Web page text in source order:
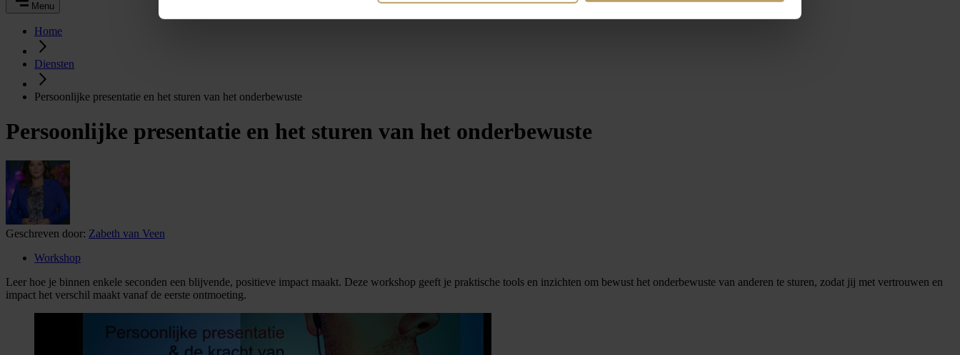
Menu
Home
Diensten
Persoonlijke presentatie en het sturen van het onderbewuste
Persoonlijke presentatie en het sturen van het onderbewuste
Geschreven door: Zabeth van Veen
Workshop
Leer hoe je binnen enkele seconden een blijvende, positieve impact maakt. Deze workshop geeft je praktische tools en inzichten om bewust het onderbewuste van anderen te sturen, zodat jij met vertrouwen en
impact het verschil maakt vanaf de eerste ontmoeting.